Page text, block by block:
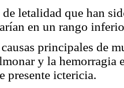
de letalidad que han
en un rango
principales de
y la hemorragia
presente ictericia.